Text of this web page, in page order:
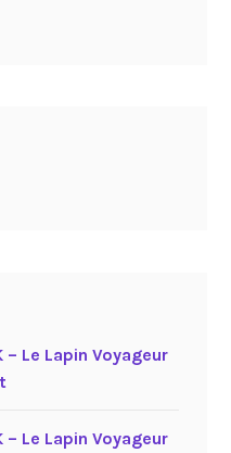
Le Lapin Voyageur
Le Lapin Voyageur